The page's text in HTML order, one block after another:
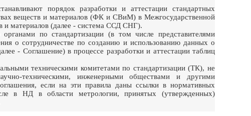
порядок разработки и аттестации стандартных
веществ и материалов (ФК и СВиМ) в Межгосударственной
и материалов (далее - система ССД СНГ).
по стандартизации (в том числе представителями
о сотрудничестве по созданию и использованию данных о
- Соглашение) в процессе разработки и аттестации таблиц
техническими комитетами по стандартизации (ТК), не
техническими, инженерными обществами и другими
если на эти правила даны ссылки в нормативных
в НД в области метрологии, принятых (утвержденных)